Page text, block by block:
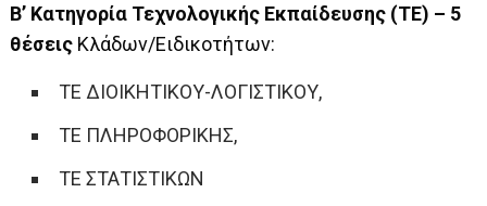
Β’ Κατηγορία Τεχνολογικής Εκπαίδευσης (ΤΕ) – 5
θέσεις Κλάδων/Ειδικοτήτων:
ΤΕ ΔΙΟΙΚΗΤΙΚΟΥ-ΛΟΓΙΣΤΙΚΟΥ,
ΤΕ ΠΛΗΡΟΦΟΡΙΚΗΣ,
ΤΕ ΣΤΑΤΙΣΤΙΚΩΝ